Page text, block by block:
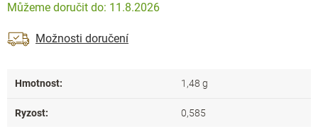
11.8.2026
Možnosti doručení
Hmotnost: 1,48 g
Ryzost: 0,585